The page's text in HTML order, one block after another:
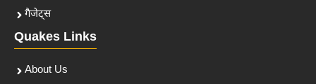
गैजेट्स
Quakes Links
About Us